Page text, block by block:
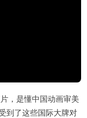
，是懂中国动画审美
到了这些国际大牌对